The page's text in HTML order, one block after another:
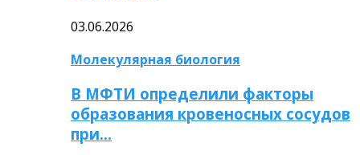
03.06.2026
Молекулярная биология
В МФТИ определили факторы
образования кровеносных сосудов
при…